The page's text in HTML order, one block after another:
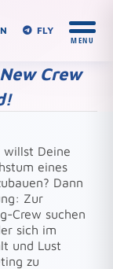
FLY
Crew
Deine
eines
Dann
Zur
Crew suchen
sich im
und Lust
zu